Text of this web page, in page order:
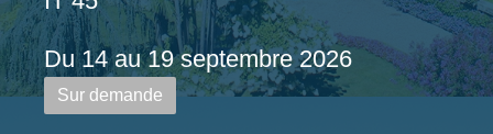
Du 14 au 19 septembre 2026
Sur demande